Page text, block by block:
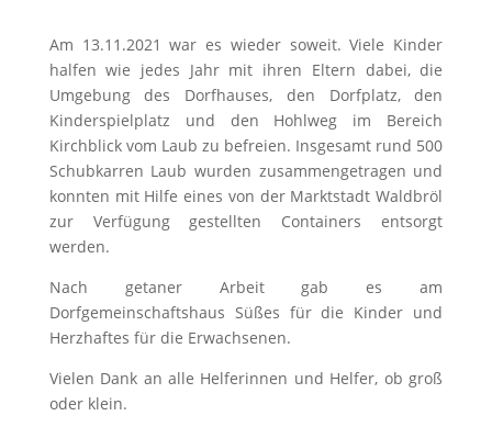
Am 13.11.2021 war es wieder soweit. Viele Kinder
halfen wie jedes Jahr mit ihren Eltern dabei, die
Umgebung des Dorfhauses, den Dorfplatz, den
Kinderspielplatz und den Hohlweg im Bereich
Kirchblick vom Laub zu befreien. Insgesamt rund 500
Schubkarren Laub wurden zusammengetragen und
konnten mit Hilfe eines von der Marktstadt Waldbröl
zur Verfügung gestellten Containers entsorgt
werden.
Nach getaner Arbeit gab es am
Dorfgemeinschaftshaus Süßes für die Kinder und
Herzhaftes für die Erwachsenen.
Vielen Dank an alle Helferinnen und Helfer, ob groß
oder klein.